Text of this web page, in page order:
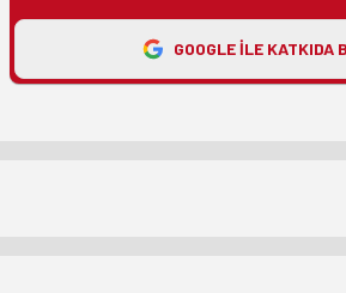
GOOGLE ILE KATKIDA